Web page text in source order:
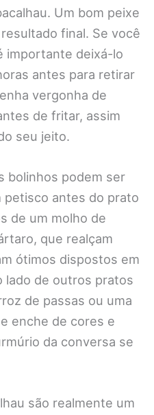
Um bom peixe
final. Se você
importante deixá-lo
antes para retirar
vergonha de
de fritar, assim
seu jeito.
bolinhos podem ser
petisco antes do prato
de um molho de
que realçam
ótimos dispostos em
lado de outros pratos
de passas ou uma
enche de cores e
da conversa se
são realmente um